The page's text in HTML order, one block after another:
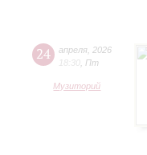
24 апреля 2026
18:30 Пт
Музиторий